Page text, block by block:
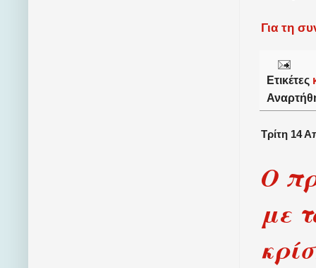
Για τη
Ετικέτες
Τρίτη 14
Ο
με